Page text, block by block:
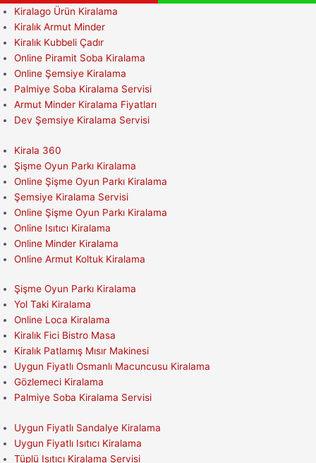
Kiralago Ürün Kiralama
Kiralık Armut Minder
Kiralık Kubbeli Çadır
Online Piramit Soba Kiralama
Online Şemsiye Kiralama
Palmiye Soba Kiralama Servisi
Armut Minder Kiralama Fiyatları
Dev Şemsiye Kiralama Servisi
Kirala 360
Şişme Oyun Parkı Kiralama
Online Şişme Oyun Parkı Kiralama
Şemsiye Kiralama Servisi
Online Şişme Oyun Parkı Kiralama
Online Isıtıcı Kiralama
Online Minder Kiralama
Online Armut Koltuk Kiralama
Şişme Oyun Parkı Kiralama
Yol Taki Kiralama
Online Loca Kiralama
Kiralık Fici Bistro Masa
Kiralık Patlamış Mısır Makinesi
Uygun Fiyatlı Osmanlı Macuncusu Kiralama
Gözlemeci Kiralama
Palmiye Soba Kiralama Servisi
Uygun Fiyatlı Sandalye Kiralama
Uygun Fiyatlı Isıtıcı Kiralama
Tüplü Isıtıcı Kiralama Servisi